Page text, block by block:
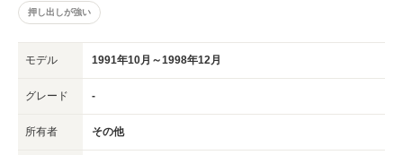
押し出しが強い
モデル 1991年10月～1998年12月
グレード -
所有者 その他